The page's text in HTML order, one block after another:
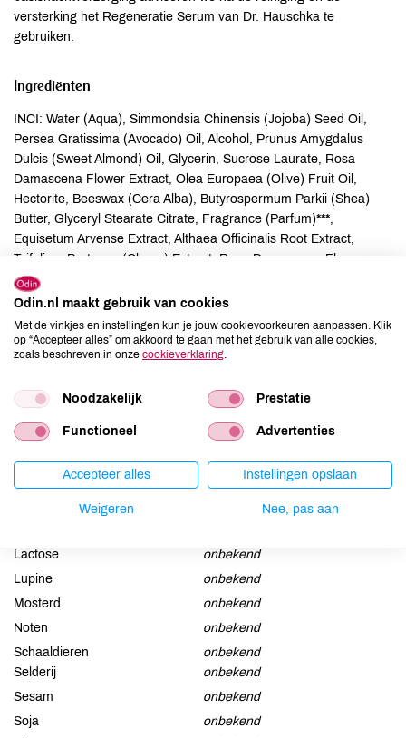
versterking het Regeneratie Serum van Dr. Hauschka te
gebruiken.
Ingrediënten
INCI: Water (Aqua), Simmondsia Chinensis (Jojoba) Seed Oil,
Persea Gratissima (Avocado) Oil, Alcohol, Prunus Amygdalus
Dulcis (Sweet Almond) Oil, Glycerin, Sucrose Laurate, Rosa
Damascena Flower Extract, Olea Europaea (Olive) Fruit Oil,
Hectorite, Beeswax (Cera Alba), Butyrospermum Parkii (Shea)
Butter, Glyceryl Stearate Citrate, Fragrance (Parfum)***,
Equisetum Arvense Extract, Althaea Officinalis Root Extract,
Trifolium Pratense (Clover) Extract, Rosa Damascena Flower
Water, Honey (Mel), Lysolecithin, Limonene***, Citronellol***,
Linalool***, Geraniol***, Farnesol***, Benzyl Benzoate***,
Eugenol***, Citral***, Benzyl Salicylate***, Rubus Idaeus
(Raspberry) Seed Oil, Malpighia Punicifolia (Acerola) Fruit Extract,
Kalanchoe Daigremontiana Leaf Extract, Chondrus Crispus
Stearoyl Lactylate, Stearic Acid.
Aardnoten
onbekend
Lactose
onbekend
Lupine
onbekend
Mosterd
onbekend
Noten
onbekend
Schaaldieren
onbekend
Selderij
onbekend
Sesam
onbekend
Soja
onbekend
Odin.nl maakt gebruik van cookies
Met de vinkjes en instellingen kun je jouw cookievoorkeuren aanpassen. Klik
op “Accepteer alles” om akkoord te gaan met het gebruik van alle cookies,
zoals beschreven in onze cookieverklaring
Noodzakelijk Prestatie
Functioneel Advertenties
Accepteer alles Instellingen opslaan
Weigeren Nee, pas aan